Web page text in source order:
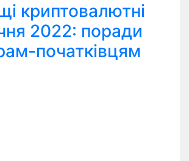
криптовалютні
2022: поради
початківцям